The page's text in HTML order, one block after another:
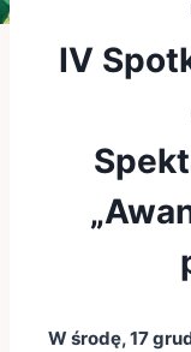
IV
W środę, 17